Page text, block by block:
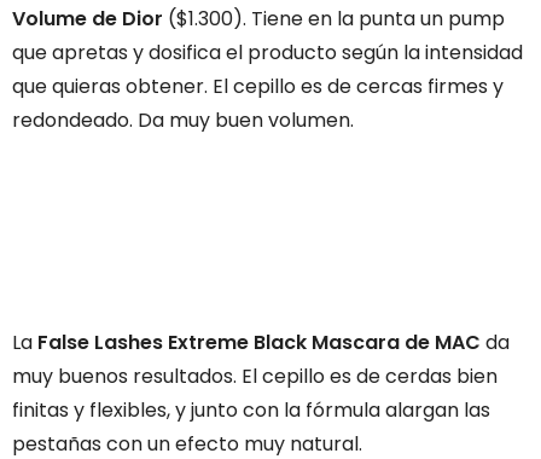
Volume de Dior ($1.300). Tiene en la punta un pump
que apretas y dosifica el producto según la intensidad
que quieras obtener. El cepillo es de cercas firmes y
redondeado. Da muy buen volumen.
La False Lashes Extreme Black Mascara de MAC da
muy buenos resultados. El cepillo es de cerdas bien
finitas y flexibles, y junto con la fórmula alargan las
pestañas con un efecto muy natural.